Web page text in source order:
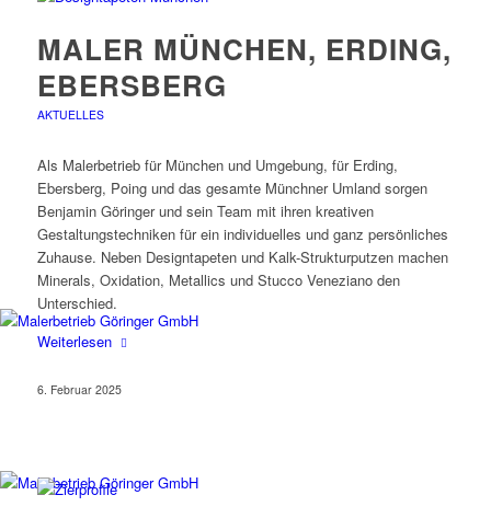
Natürlich innovativ und
MALER MÜNCHEN, ERDING,
EBERSBERG
AKTUELLES
Als Malerbetrieb für München und Umgebung, für Erding,
Ebersberg, Poing und das gesamte Münchner Umland sorgen
Benjamin Göringer und sein Team mit ihren kreativen
Gestaltungstechniken für ein individuelles und ganz persönliches
Zuhause. Neben Designtapeten und Kalk-Strukturputzen machen
Minerals, Oxidation, Metallics und Stucco Veneziano den
Unterschied.
Weiterlesen
6. Februar 2025